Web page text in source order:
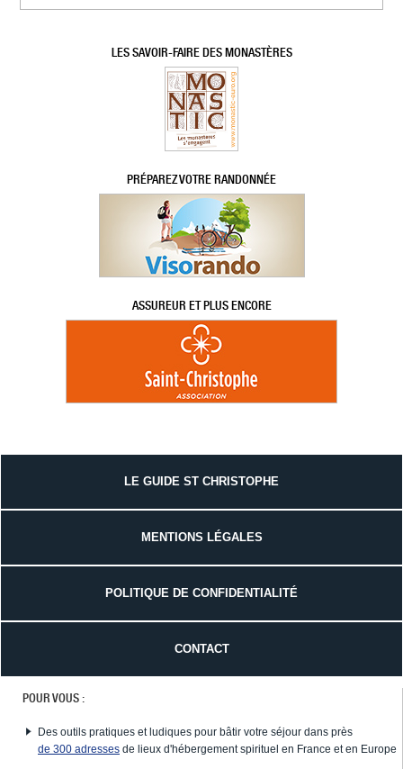
LES SAVOIR-FAIRE DES MONASTÈRES
PRÉPAREZ VOTRE RANDONNÉE
ASSUREUR ET PLUS ENCORE
LE GUIDE ST CHRISTOPHE
MENTIONS LÉGALES
POLITIQUE DE CONFIDENTIALITÉ
CONTACT
POUR VOUS :
Des outils pratiques et ludiques pour bâtir votre séjour dans près
de 300 adresses de lieux d'hébergement spirituel en France et en Europe